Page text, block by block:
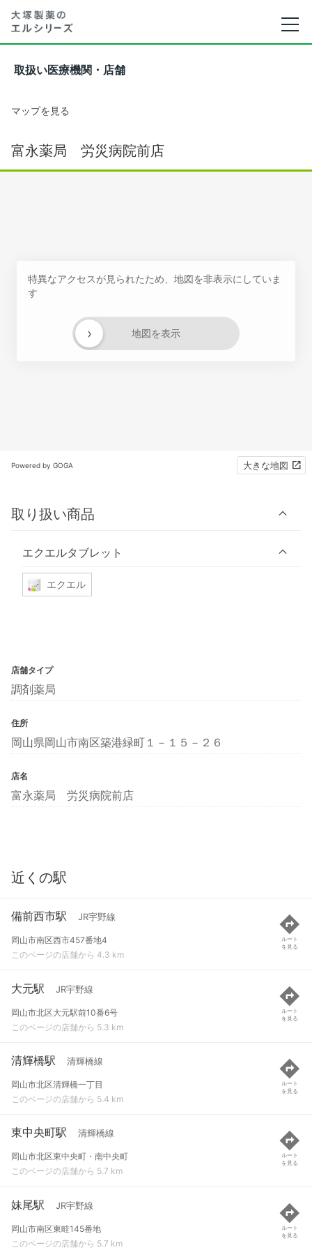
取扱い医療機関・店舗
マップを見る
富永薬局 労災病院前店
特異なアクセスが見られたため、地図を非表示にしていま
す
地図を表示
›
Powered by GOGA 大きな地図
取り扱い商品
エクエルタブレット
エクエル
店舗タイプ
調剤薬局
住所
岡山県岡山市南区築港緑町１－１５－２６
店名
富永薬局 労災病院前店
近くの駅
備前西市駅 JR宇野線
岡山市南区西市457番地4
このページの店舗から 4.3 km
ルート
を見る
大元駅 JR宇野線
岡山市北区大元駅前10番6号
このページの店舗から 5.3 km
ルート
を見る
清輝橋駅 清輝橋線
岡山市北区清輝橋一丁目
このページの店舗から 5.4 km
ルート
を見る
東中央町駅 清輝橋線
岡山市北区東中央町・南中央町
このページの店舗から 5.7 km
ルート
を見る
妹尾駅 JR宇野線
岡山市南区東畦145番地
このページの店舗から 5.7 km
ルート
を見る